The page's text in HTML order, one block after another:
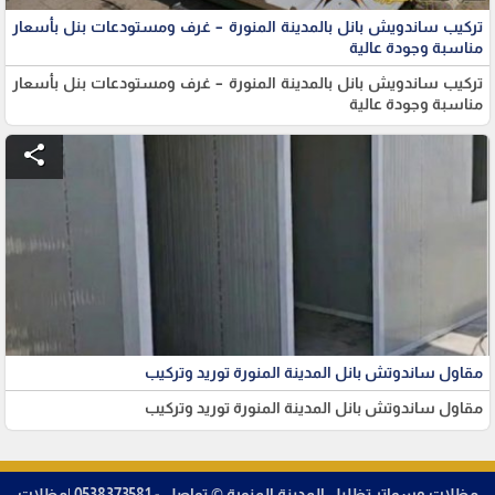
تركيب ساندويش بانل بالمدينة المنورة – غرف ومستودعات بنل بأسعار
مناسبة وجودة عالية
تركيب ساندويش بانل بالمدينة المنورة – غرف ومستودعات بنل بأسعار
مناسبة وجودة عالية
share
مقاول ساندوتش بانل المدينة المنورة توريد وتركيب
مقاول ساندوتش بانل المدينة المنورة توريد وتركيب